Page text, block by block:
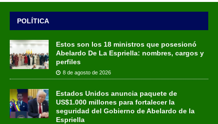
POLÍTICA
Estos son los 18 ministros que posesionó
Abelardo De La Espriella: nombres, cargos y
perfiles
8 de agosto de 2026
Estados Unidos anuncia paquete de
US$1.000 millones para fortalecer la
seguridad del Gobierno de Abelardo de la
Espriella